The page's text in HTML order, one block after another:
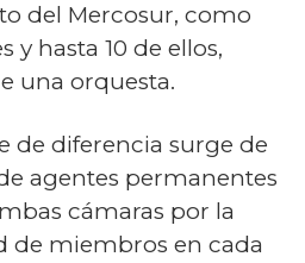
del Mercosur, como
y hasta 10 de ellos,
una orquesta.
de diferencia surge de
agentes permanentes
cámaras por la
de miembros en cada